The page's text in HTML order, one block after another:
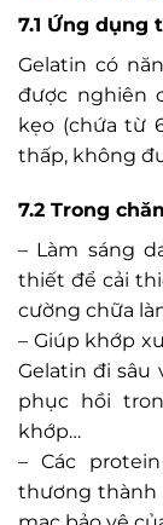
7.1 Ứng dụng
Gelatin có
được nghiên
kẹo (chứa từ
thấp, không
7.2 Trong
– Làm sáng
thiết để cải
cường chữa
– Giúp khớp
Gelatin đi sâu
phục hồi
khớp…
– Các
thương thành